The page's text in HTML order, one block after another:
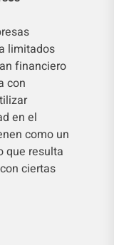
limitados
financiero
con
en el
como un
que resulta
ciertas